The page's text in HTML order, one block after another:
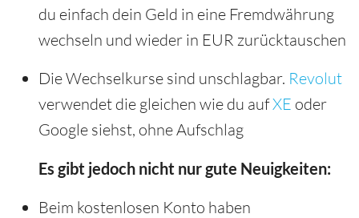
du einfach dein Geld in eine Fremdwährung
wechseln und wieder in EUR zurücktauschen
Die Wechselkurse sind unschlagbar. Revolut
verwendet die gleichen wie du aufXE oder
Google siehst, ohne Aufschlag
Es gibt jedoch nicht nur gute Neuigkeiten:
Beim kostenlosen Konto haben